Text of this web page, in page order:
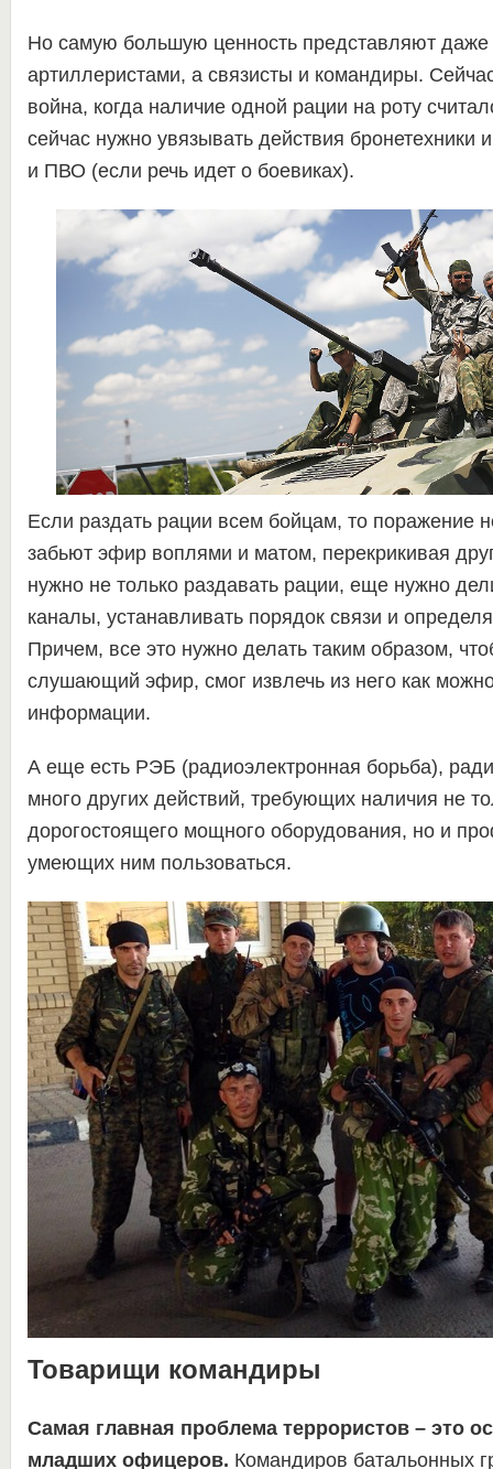
Но самую большую ценность представляют даже
артиллеристами, а связисты и командиры.
война, когда наличие одной рации на роту
сейчас нужно увязывать действия бронетехники
и ПВО (если речь идет о боевиках).
Если раздать рации всем бойцам, то поражение
забьют эфир воплями и матом, перекрикивая
нужно не только раздавать рации, еще нужно
каналы, устанавливать порядок связи и
Причем, все это нужно делать таким образом,
слушающий эфир, смог извлечь из него как
информации.
А еще есть РЭБ (радиоэлектронная борьба),
много других действий, требующих наличия не
дорогостоящего мощного оборудования, но и
умеющих ним пользоваться.
Товарищи командиры
Самая главная проблема террористов – это
младших офицеров. Командиров батальонных